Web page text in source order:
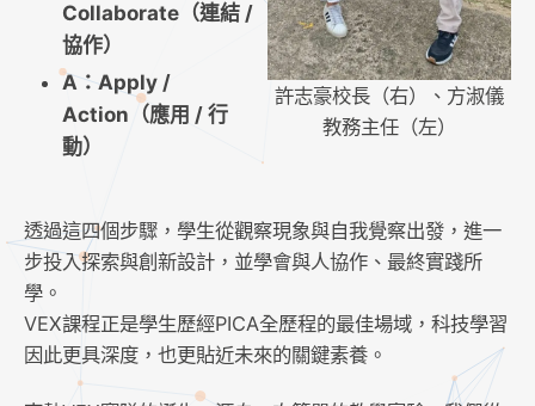
Collaborate（連結 /
協作）
A：Apply /
Action（應用 / 行
動）
許志豪校長（右）、方淑儀
教務主任（左）
透過這四個步驟，學生從觀察現象與自我覺察出發，進一
步投入探索與創新設計，並學會與人協作、最終實踐所
學。
VEX課程正是學生歷經PICA全歷程的最佳場域，科技學習
因此更具深度，也更貼近未來的關鍵素養。